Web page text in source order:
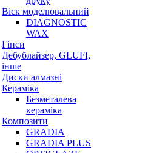
Віск моделювальний
DIAGNOSTIC
WAX
Гіпси
Дебублайзер, GLUFI,
інше
Диски алмазні
Кераміка
Безметалева
кераміка
Композити
GRADIA
GRADIA PLUS